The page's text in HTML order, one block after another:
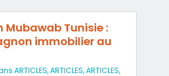
Mubawab Tunisie :
immobilier au
ARTICLES,ARTICLES,ARTICLES,